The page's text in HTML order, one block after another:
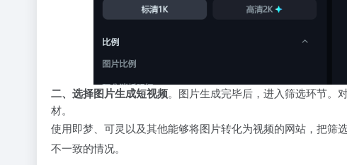
二、选择图片生成短视频。图片生成完毕后，进入筛选环节。
材。
使用即梦、可灵以及其他能够将图片转化为视频的网站，把
不一致的情况。